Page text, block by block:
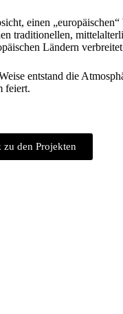
einen
traditionellen,
Ländern
entstand die
feiert.
zu den Projekten